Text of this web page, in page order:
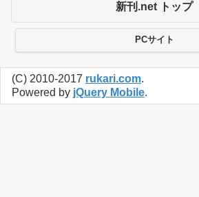
新刊.net トップ
PCサイト
(C) 2010-2017 rukari.com.
Powered by jQuery Mobile.